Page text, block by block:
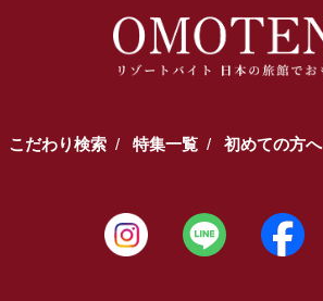
こだわり検索 特集一覧 初めての方へ